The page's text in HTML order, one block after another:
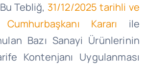
Tebliğ, 31/12/2025 tarihli ve
Kararı ile
Bazı Sanayi Ürünlerinin
Kontenjanı Uygulanması